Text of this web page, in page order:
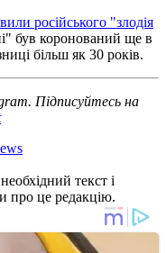
російського "злодія
був коронований ще в
більш як 30 років.
Підписуйтесь на
текст і
про це редакцію.